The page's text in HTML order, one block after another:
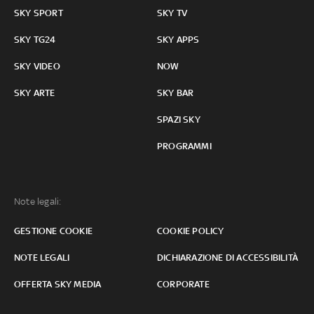
SKY SPORT
SKY TG24
SKY VIDEO
SKY ARTE
SKY TV
SKY APPS
NOW
SKY BAR
SPAZI SKY
PROGRAMMI
Note legali:
GESTIONE COOKIE COOKIE POLICY
NOTE LEGALI DICHIARAZIONE DI ACCESSIBILITÀ
OFFERTA SKY MEDIA CORPORATE